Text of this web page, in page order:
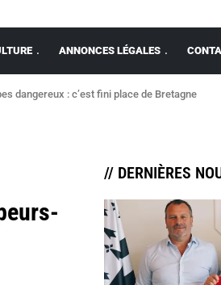
ANNONCES LÉGALES
dangereux : c’est fini place de Bretagne
// DERNIÈRES